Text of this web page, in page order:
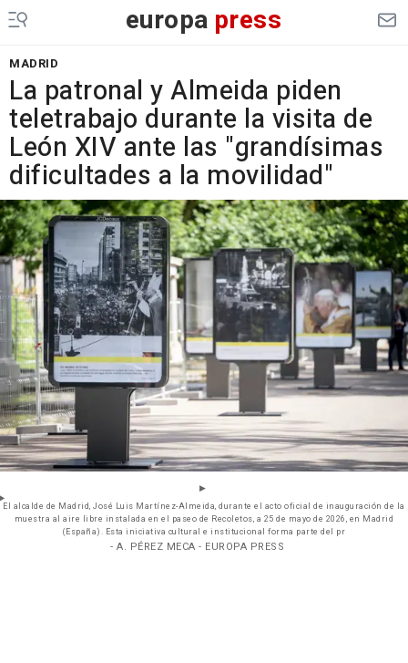
europa press
MADRID
La patronal y Almeida piden
teletrabajo durante la visita de
León XIV ante las "grandísimas
dificultades a la movilidad"
El alcalde de Madrid, José Luis Martínez-Almeida, durante el acto oficial de inauguración de la
muestra al aire libre instalada en el paseo de Recoletos, a 25 de mayo de 2026, en Madrid
(España). Esta iniciativa cultural e institucional forma parte del pr
- A. PÉREZ MECA - EUROPA PRESS